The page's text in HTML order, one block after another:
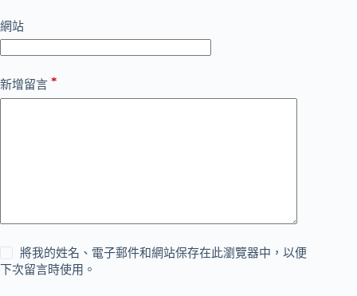
網站
新增留言 *
將我的姓名、電子郵件和網站保存在此瀏覽器中，以便
下次留言時使用。